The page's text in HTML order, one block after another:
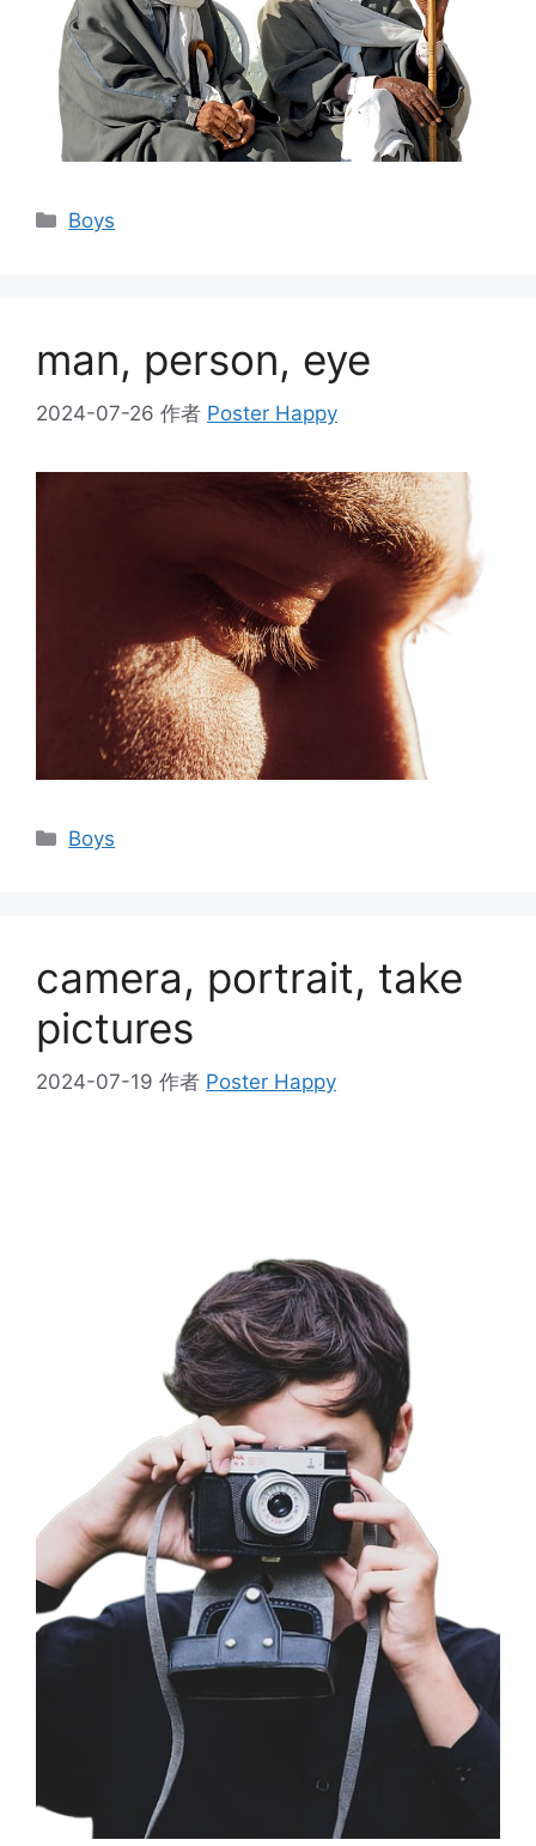
分
Boys
man, person, eye
2024-07-26 作者 Poster Happy
分
Boys
camera, portrait, take
pictures
2024-07-19 作者 Poster Happy